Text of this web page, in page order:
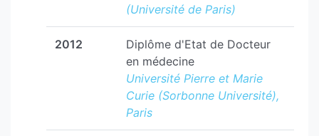
(Université de Paris)
2012
Diplôme d'Etat de Docteur
en médecine
Université Pierre et Marie
Curie (Sorbonne Université),
Paris